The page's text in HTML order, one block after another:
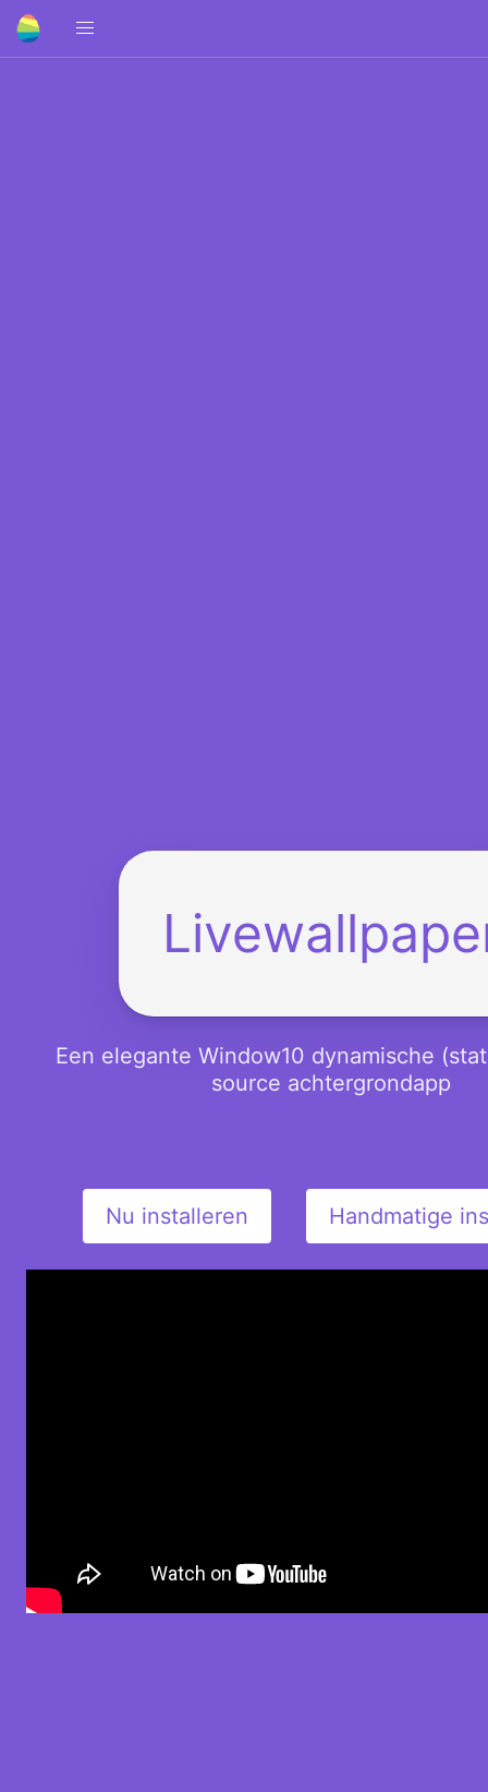
Een elegante Window10 dynamische
source achtergrondapp
Nu installeren Handmatige